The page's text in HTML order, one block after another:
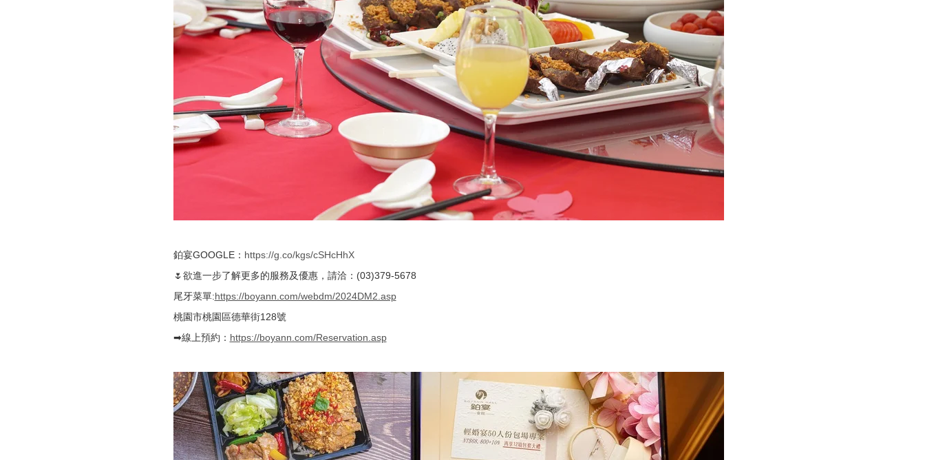
鉑宴GOOGLE： https://g.co/kgs/cSHcHhX
🌷欲進一步了解更多的服務及優惠，請洽：(03)379-5678
尾牙菜單:https://boyann.com/webdm/2024DM2.asp
桃園市桃園區德華街128號
➡線上預約： https://boyann.com/Reservation.asp